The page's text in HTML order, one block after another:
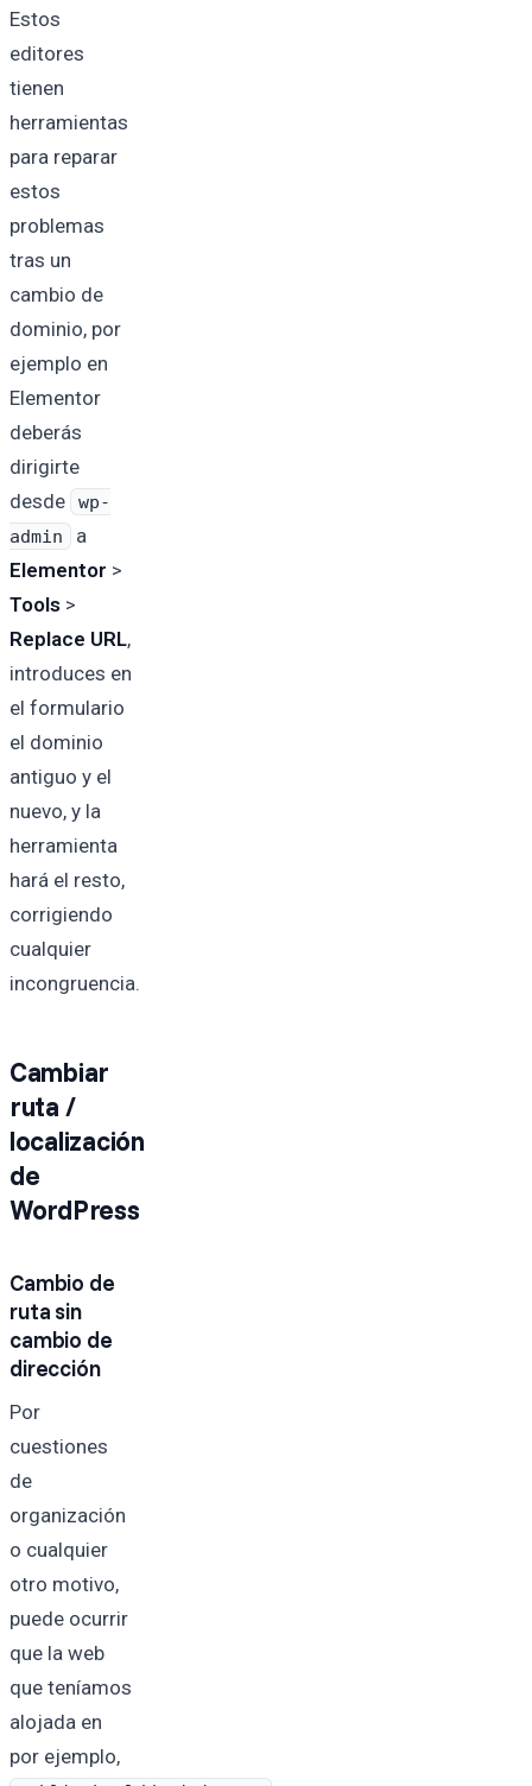
Estos
editores
tienen
herramientas
para reparar
estos
problemas
tras un
cambio de
dominio, por
ejemplo en
Elementor
deberás
dirigirte
desde
wp-
admin
a
Elementor >
Tools >
Replace URL,
introduces en
el formulario
el dominio
antiguo y el
nuevo, y la
herramienta
hará el resto,
corrigiendo
cualquier
incongruencia.
Cambiar
ruta /
localización
de
WordPress
Cambio de
ruta sin
cambio de
dirección
Por
cuestiones
de
organización
o cualquier
otro motivo,
puede ocurrir
que la web
que teníamos
alojada en
por ejemplo,